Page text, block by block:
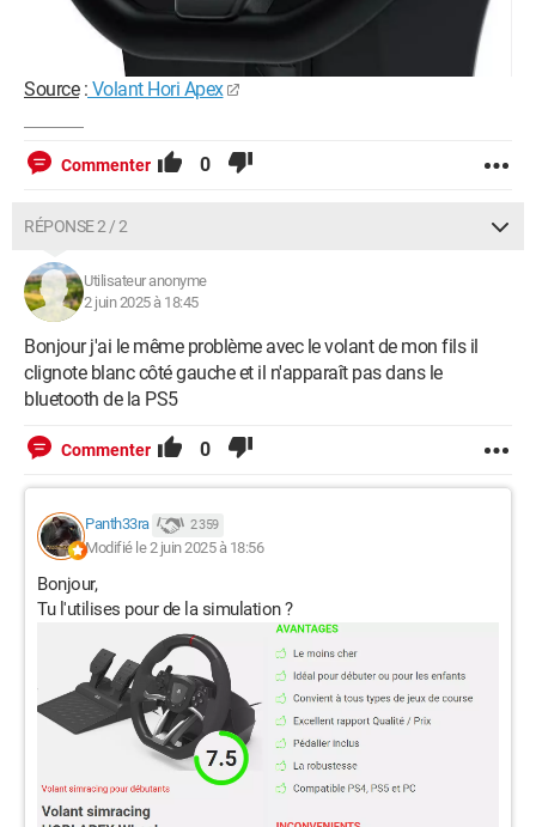
Source: Volant Hori Apex
Commenter 0
RÉPONSE 2 / 2
Utilisateur anonyme
2 juin 2025 à 18:45
Bonjour j'ai le même problème avec le volant de mon fils il
clignote blanc côté gauche et il n'apparaît pas dans le
bluetooth de la PS5
Commenter 0
Panth33ra 2 359
Modifié le 2 juin 2025 à 18:56
Bonjour,
Tu l'utilises pour de la simulation ?